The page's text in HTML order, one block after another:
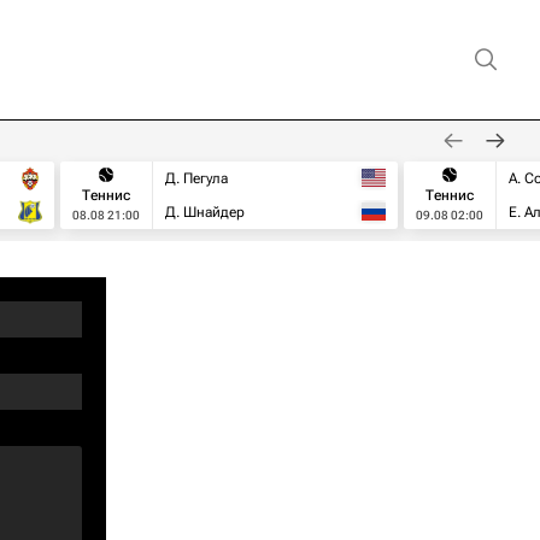
Теннис
08.08 21:00
Д. Пегула
Д. Шнайдер
Теннис
09.08 02:00
А.
Е.